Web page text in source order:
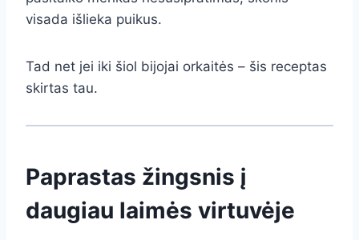
visada išlieka puikus.
Tad net jei iki šiol bijojai orkaitės – šis receptas
skirtas tau.
Paprastas žingsnis į
daugiau laimės virtuvėje